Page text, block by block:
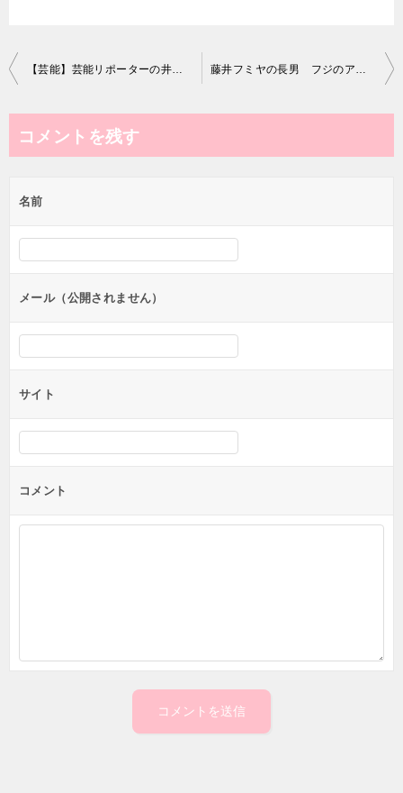
投
ビ
ー
シ
ン
【芸能】芸能リポーターの井上公造氏、意味深予告…ベッキー騒動「終わらない。タレント生命左右する出来事が今週起きる」 ★2 藤井フミヤの長男 フジのアナウンサーに 親子で入社式
コメントを残す
名前
メール（公開されません）
サイト
コメント